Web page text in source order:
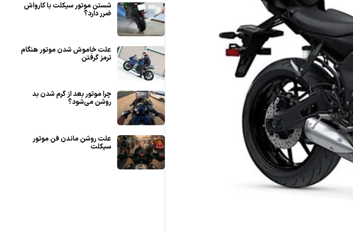
شستن موتور سیکلت با کارواش
ضرر دارد؟
علت خاموش شدن موتور هنگام
ترمز گرفتن
چرا موتور بعد از گرم شدن بد
روشن می‌شود؟
علت روشن ماندن فن موتور
سیکلت